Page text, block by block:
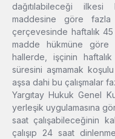
dağıtılabileceği ilkesi
maddesine göre fazla
çerçevesinde haftalık
madde hükmüne göre
hallerde, işçinin
süresini aşmamak
aşsa dahi bu çalışmalar
Yargıtay Hukuk Genel
yerleşik uygulamasına
saat çalışabileceğinin
çalışıp 24 saat